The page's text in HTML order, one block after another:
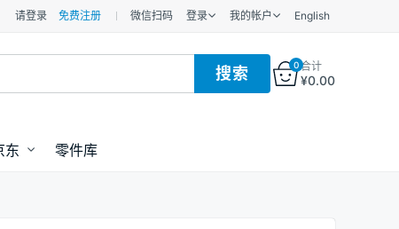
请登录 免费注册 微信扫码 登录 我的帐户 English
0合计
¥0.00
东 零件库